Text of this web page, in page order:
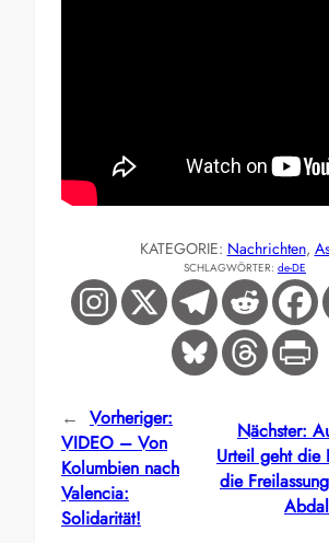
KATEGORIE: Nachrichten,
SCHLAGWÖRTER: de-DE
← Vorheriger:
VIDEO – Von
Kolumbien nach
Valencia:
Solidarität!
Nächster:
Urteil geht die
die